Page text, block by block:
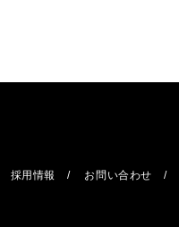
採用情報 お問い合わせ